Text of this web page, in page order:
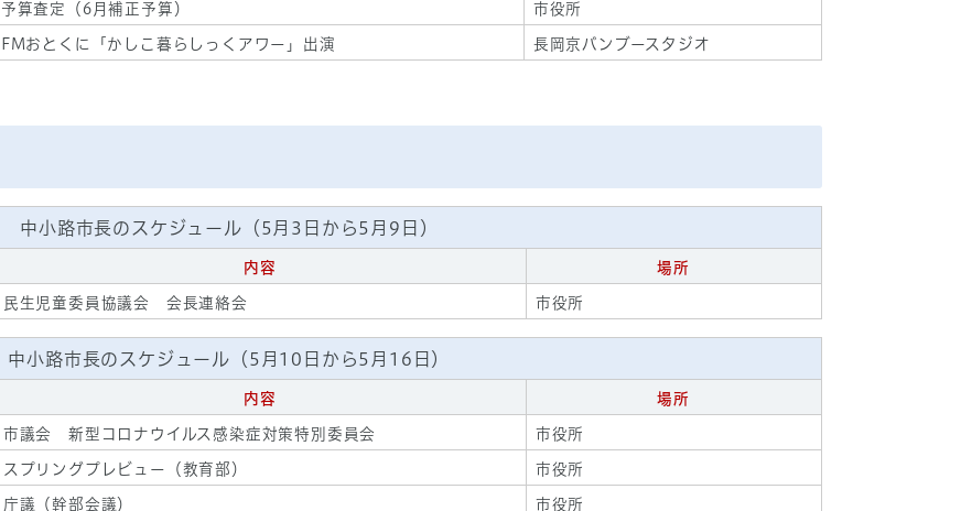
予算査定（6月補正予算） 市役所
FMおとくに「かしこ暮らしっくアワー」出演 長岡京バンブースタジオ
中小路市長のスケジュール（5月3日から5月9日）
内容 場所
民生児童委員協議会 会長連絡会 市役所
中小路市長のスケジュール（5月10日から5月16日）
内容 場所
市議会 新型コロナウイルス感染症対策特別委員会 市役所
スプリングプレビュー（教育部） 市役所
庁議（幹部会議） 市役所